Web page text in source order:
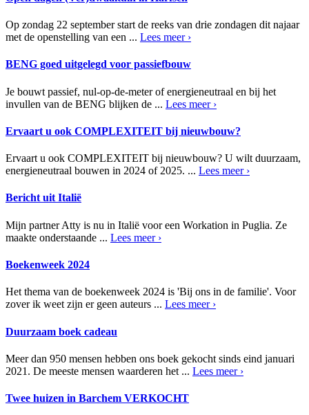
Op zondag 22 september start de reeks van drie zondagen dit najaar
met de openstelling van een ... Lees meer ›
BENG goed uitgelegd voor passiefbouw
Je bouwt passief, nul-op-de-meter of energieneutraal en bij het
invullen van de BENG blijken de ... Lees meer ›
Ervaart u ook COMPLEXITEIT bij nieuwbouw?
Ervaart u ook COMPLEXITEIT bij nieuwbouw? U wilt duurzaam,
energieneutraal bouwen in 2024 of 2025. ... Lees meer ›
Bericht uit Italië
Mijn partner Atty is nu in Italië voor een Workation in Puglia. Ze
maakte onderstaande ... Lees meer ›
Boekenweek 2024
Het thema van de boekenweek 2024 is 'Bij ons in de familie'. Voor
zover ik weet zijn er geen auteurs ... Lees meer ›
Duurzaam boek cadeau
Meer dan 950 mensen hebben ons boek gekocht sinds eind januari
2021. De meeste mensen waarderen het ... Lees meer ›
Twee huizen in Barchem VERKOCHT